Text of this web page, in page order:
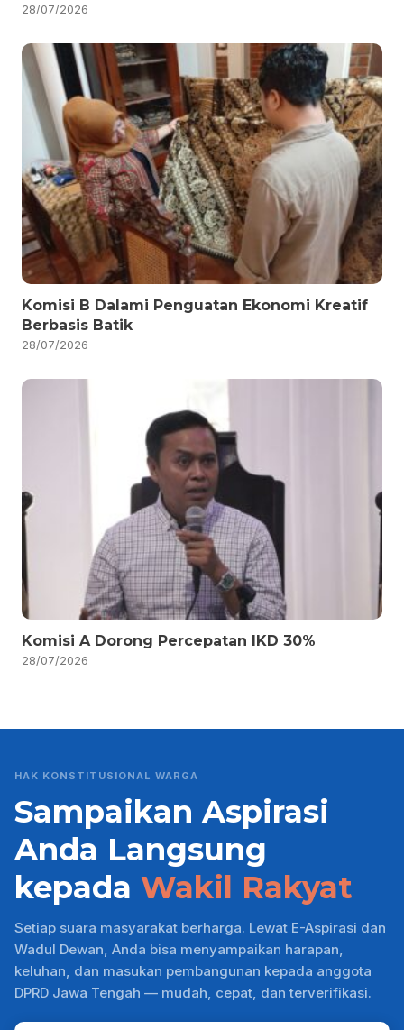
28/07/2026
Komisi B Dalami Penguatan Ekonomi Kreatif
Berbasis Batik
28/07/2026
Komisi A Dorong Percepatan IKD 30%
28/07/2026
HAK KONSTITUSIONAL WARGA
Sampaikan Aspirasi
Anda Langsung
kepada Wakil Rakyat
Setiap suara masyarakat berharga. Lewat E-Aspirasi dan
Wadul Dewan, Anda bisa menyampaikan harapan,
keluhan, dan masukan pembangunan kepada anggota
DPRD Jawa Tengah — mudah, cepat, dan terverifikasi.